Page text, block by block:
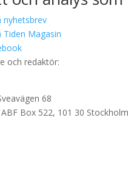
nyhetsbrev
Tiden Magasin
och redaktör:
68
Box 522, 101 30